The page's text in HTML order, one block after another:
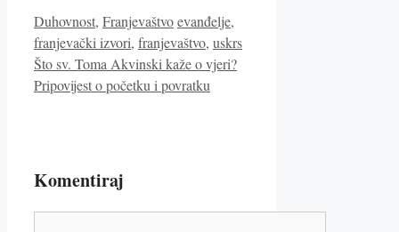
Kategorije
Duhovnost, FranjevaštvoOznake
evanđelje,
franjevački izvori, franjevaštvo, uskrs
Što sv. Toma Akvinski kaže o vjeri?
Pripovijest o početku i povratku
Komentiraj